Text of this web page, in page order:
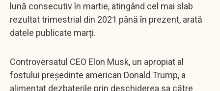
lună consecutiv în martie, atingând cel mai slab
rezultat trimestrial din 2021 până în prezent, arată
datele publicate marți.
Controversatul CEO Elon Musk, un apropiat al
fostului președinte american Donald Trump, a
alimentat dezbaterile prin deschiderea sa către